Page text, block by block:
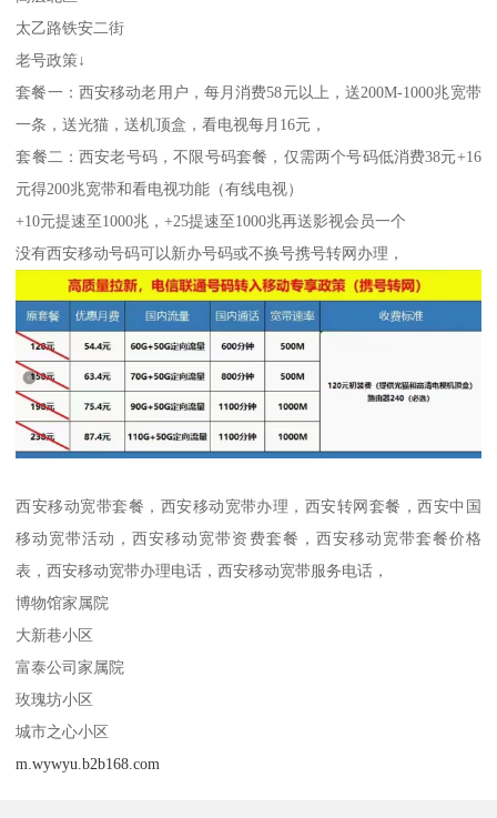
太乙路铁安二街
老号政策↓
套餐一：西安移动老用户，每月消费58元以上，送200M-1000兆宽带
一条，送光猫，送机顶盒，看电视每月16元，
套餐二：西安老号码，不限号码套餐，仅需两个号码低消费38元+16
元得200兆宽带和看电视功能（有线电视）
+10元提速至1000兆，+25提速至1000兆再送影视会员一个
没有西安移动号码可以新办号码或不换号携号转网办理，
西安移动宽带套餐，西安移动宽带办理，西安转网套餐，西安中国
移动宽带活动，西安移动宽带资费套餐，西安移动宽带套餐价格
表，西安移动宽带办理电话，西安移动宽带服务电话，
博物馆家属院
大新巷小区
富泰公司家属院
玫瑰坊小区
城市之心小区
m.wywyu.b2b168.com